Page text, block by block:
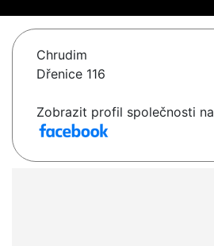
Chrudim
Dřenice 116
Zobrazit profil společnosti na